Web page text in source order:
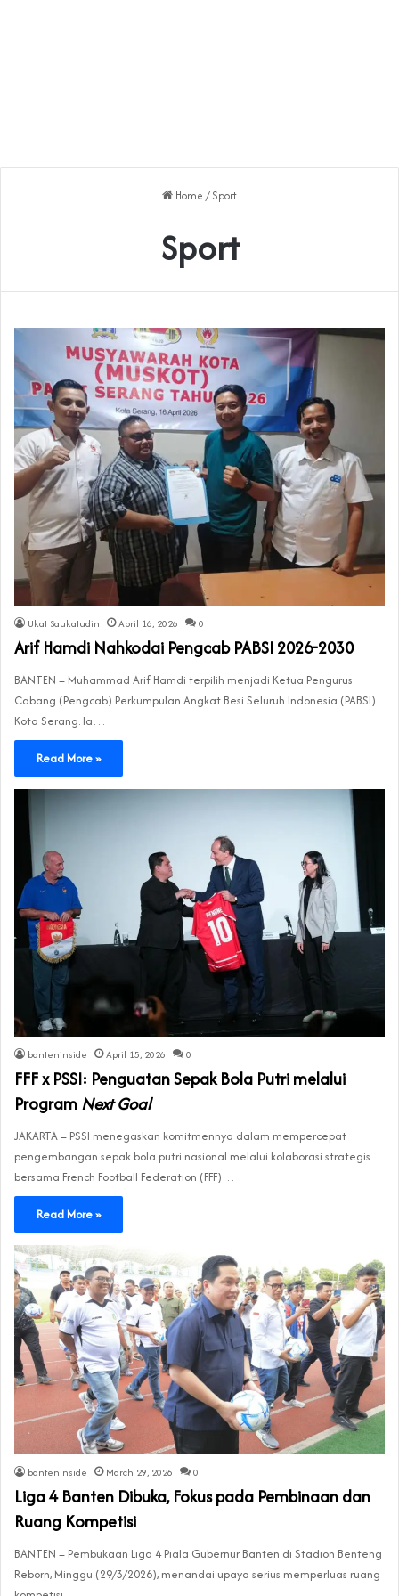
Home / Sport
Sport
Ukat Saukatudin April 16, 2026 0
Arif Hamdi Nahkodai Pengcab PABSI 2026-2030
BANTEN – Muhammad Arif Hamdi terpilih menjadi Ketua Pengurus
Cabang (Pengcab) Perkumpulan Angkat Besi Seluruh Indonesia (PABSI)
Kota Serang. Ia…
Read More »
banteninside April 15, 2026 0
FFF x PSSI: Penguatan Sepak Bola Putri melalui
ProgramNext Goal
JAKARTA – PSSI menegaskan komitmennya dalam mempercepat
pengembangan sepak bola putri nasional melalui kolaborasi strategis
bersama French Football Federation (FFF)…
Read More »
banteninside March 29, 2026 0
Liga 4 Banten Dibuka, Fokus pada Pembinaan dan
Ruang Kompetisi
BANTEN – Pembukaan Liga 4 Piala Gubernur Banten di Stadion Benteng
Reborn, Minggu (29/3/2026), menandai upaya serius memperluas ruang